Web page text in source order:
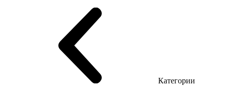
Категории